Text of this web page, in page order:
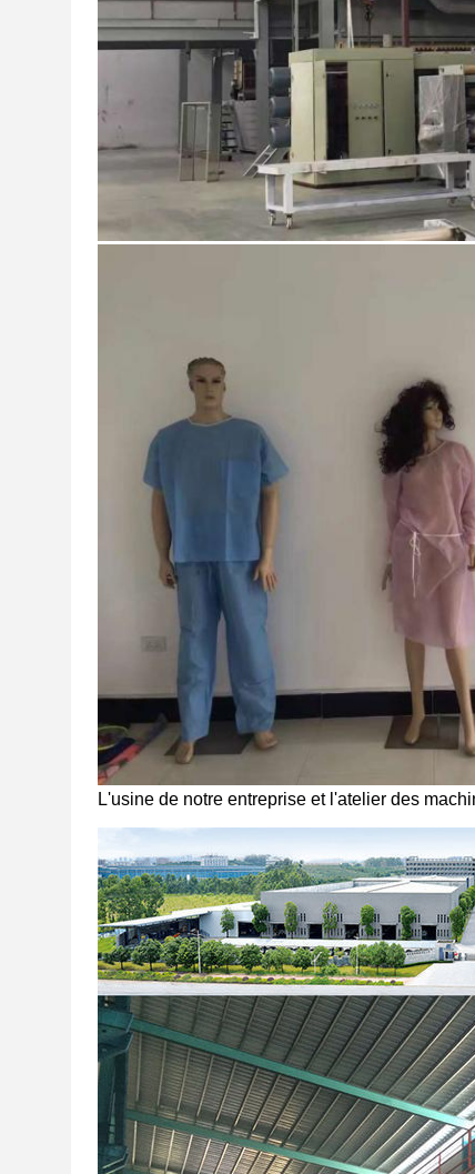
L'usine de notre entreprise et l'atelier des